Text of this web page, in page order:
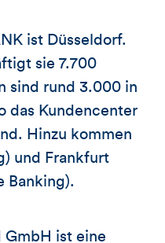
ist Düsseldorf.
sie 7.700
sind rund 3.000 in
das Kundencenter
Hinzu kommen
und Frankfurt
Banking).
GmbH ist eine